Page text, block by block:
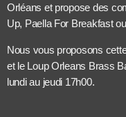
Orléans et propose des
Up, Paella For Breakfast
Nous vous proposons
et le Loup Orleans Brass
lundi au jeudi 17h00.